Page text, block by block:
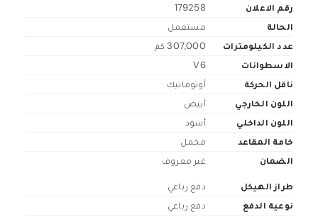
رقم الاعلان
179258
الحالة
مستعمل
عدد الكيلومترات
307,000 كم
الاسطوانات
V6
ناقل الحركة
أوتوماتيك
اللون الخارجي
أبيض
اللون الداخلي
أسود
خامة المقاعد
مخمل
الضمان
غير معروف
طراز الهيكل
دفع رباعي
نوعية الدفع
دفع رباعي